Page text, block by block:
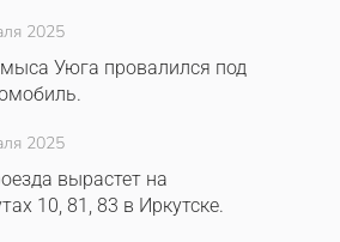
2025
Уюга провалился под
2025
вырастет на
10, 81, 83 в Иркутске.